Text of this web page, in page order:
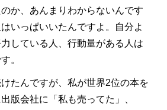
か、あんまりわからないんです
いっぱいいたんですよ。自分よ
している人、行動量がある人は
。
たんですが、私が世界2位の本を
版会社に「私も売ってた」、